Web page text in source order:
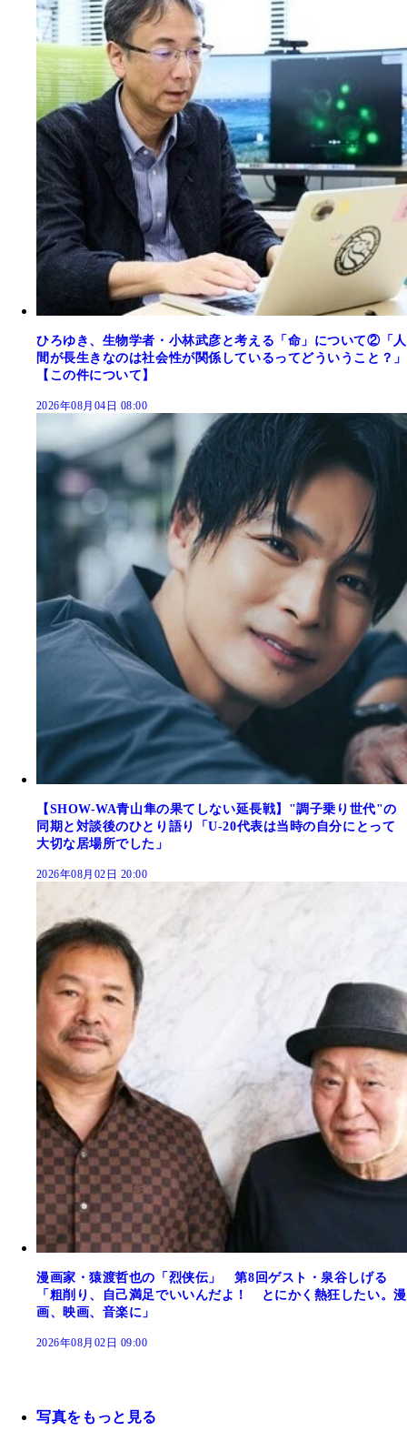
ひろゆき、生物学者・小林武彦と考える「命」について②「人
間が長生きなのは社会性が関係しているってどういうこと？」
【この件について】
2026年08月04日 08:00
【SHOW-WA青山隼の果てしない延長戦】"調子乗り世代"の
同期と対談後のひとり語り「U-20代表は当時の自分にとって
大切な居場所でした」
2026年08月02日 20:00
漫画家・猿渡哲也の「烈侠伝」 第8回ゲスト・泉谷しげる
「粗削り、自己満足でいいんだよ！ とにかく熱狂したい。漫
画、映画、音楽に」
2026年08月02日 09:00
写真をもっと見る